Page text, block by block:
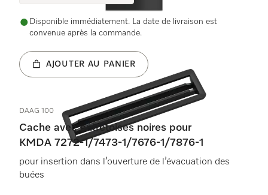
Disponible immédiatement. La date de livraison est
convenue après la commande.
AJOUTER AU PANIER
DAAG 100
Cache avec entretoises noires pour
KMDA 7272-1/7473-1/7676-1/7876-1
pour insertion dans l’ouverture de l’évacuation des
buées